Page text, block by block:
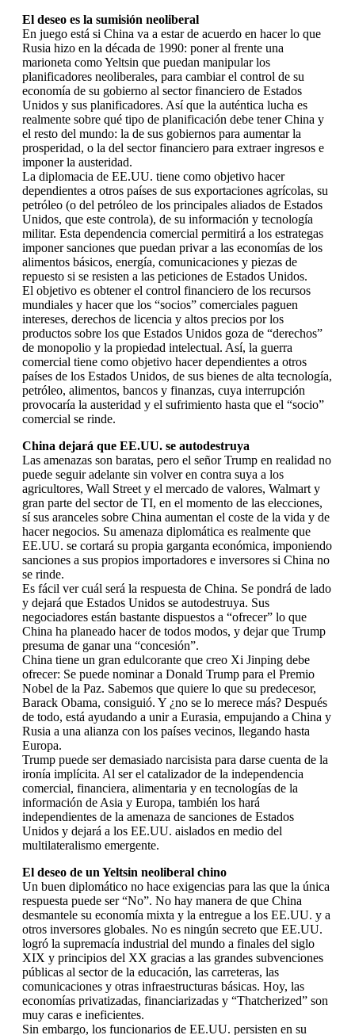
El deseo es la sumisión neoliberal
En juego está si China va a estar de acuerdo en hacer lo que
Rusia hizo en la década de 1990: poner al frente una
marioneta como Yeltsin que puedan manipular los
planificadores neoliberales, para cambiar el control de su
economía de su gobierno al sector financiero de Estados
Unidos y sus planificadores. Así que la auténtica lucha es
realmente sobre qué tipo de planificación debe tener China y
el resto del mundo: la de sus gobiernos para aumentar la
prosperidad, o la del sector financiero para extraer ingresos e
imponer la austeridad.
La diplomacia de EE.UU. tiene como objetivo hacer
dependientes a otros países de sus exportaciones agrícolas, su
petróleo (o del petróleo de los principales aliados de Estados
Unidos, que este controla), de su información y tecnología
militar. Esta dependencia comercial permitirá a los estrategas
imponer sanciones que puedan privar a las economías de los
alimentos básicos, energía, comunicaciones y piezas de
repuesto si se resisten a las peticiones de Estados Unidos.
El objetivo es obtener el control financiero de los recursos
mundiales y hacer que los “socios” comerciales paguen
intereses, derechos de licencia y altos precios por los
productos sobre los que Estados Unidos goza de “derechos”
de monopolio y la propiedad intelectual. Así, la guerra
comercial tiene como objetivo hacer dependientes a otros
países de los Estados Unidos, de sus bienes de alta tecnología,
petróleo, alimentos, bancos y finanzas, cuya interrupción
provocaría la austeridad y el sufrimiento hasta que el “socio”
comercial se rinde.
China dejará que EE.UU. se autodestruya
Las amenazas son baratas, pero el señor Trump en realidad no
puede seguir adelante sin volver en contra suya a los
agricultores, Wall Street y el mercado de valores, Walmart y
gran parte del sector de TI, en el momento de las elecciones,
sí sus aranceles sobre China aumentan el coste de la vida y de
hacer negocios. Su amenaza diplomática es realmente que
EE.UU. se cortará su propia garganta económica, imponiendo
sanciones a sus propios importadores e inversores si China no
se rinde.
Es fácil ver cuál será la respuesta de China. Se pondrá de lado
y dejará que Estados Unidos se autodestruya. Sus
negociadores están bastante dispuestos a “ofrecer” lo que
China ha planeado hacer de todos modos, y dejar que Trump
presuma de ganar una “concesión”.
China tiene un gran edulcorante que creo Xi Jinping debe
ofrecer: Se puede nominar a Donald Trump para el Premio
Nobel de la Paz. Sabemos que quiere lo que su predecesor,
Barack Obama, consiguió. Y ¿no se lo merece más? Después
de todo, está ayudando a unir a Eurasia, empujando a China y
Rusia a una alianza con los países vecinos, llegando hasta
Europa.
Trump puede ser demasiado narcisista para darse cuenta de la
ironía implícita. Al ser el catalizador de la independencia
comercial, financiera, alimentaria y en tecnologías de la
información de Asia y Europa, también los hará
independientes de la amenaza de sanciones de Estados
Unidos y dejará a los EE.UU. aislados en medio del
multilateralismo emergente.
El deseo de un Yeltsin neoliberal chino
Un buen diplomático no hace exigencias para las que la única
respuesta puede ser “No”. No hay manera de que China
desmantele su economía mixta y la entregue a los EE.UU. y a
otros inversores globales. No es ningún secreto que EE.UU.
logró la supremacía industrial del mundo a finales del siglo
XIX y principios del XX gracias a las grandes subvenciones
públicas al sector de la educación, las carreteras, las
comunicaciones y otras infraestructuras básicas. Hoy, las
economías privatizadas, financiarizadas y “Thatcherized” son
muy caras e ineficientes.
Sin embargo, los funcionarios de EE.UU. persisten en su